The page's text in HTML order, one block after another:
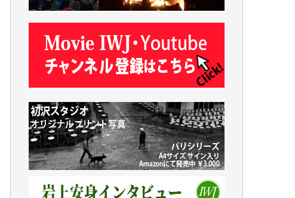
の妻を抱えている私にとっては精一杯のカン
パです。
かねてよりIWJが発してきた膨大な取材記事
や解説記事、そして各界の方々とのインタビ
ューは大袈裟ではなく、極めて重要な知的財
画できて、かなりの動画をDVDに焼きこんで
保存していました。
しかし、それが出来なくなって以降はExcelな
どを使ってハイパーリンクを張り、重要と思
われる記事にいつでも簡単にアクセスできる
のもコンテンツがサーバーに保存されている